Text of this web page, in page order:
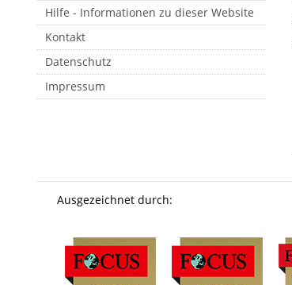
Hilfe - Informationen zu dieser Website
Kontakt
Datenschutz
Impressum
Ausgezeichnet durch: